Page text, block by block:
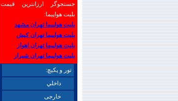
جستجوگر ارزانترین قیمت
بلیت هواپیما:
بلیت هواپیما تهران مشهد
بلیت هواپیما تهران کیش
بلیت هواپیما تهران اهواز
بلیت هواپیما تهران شیراز
تور و پکیچ:
داخلي
خارجی